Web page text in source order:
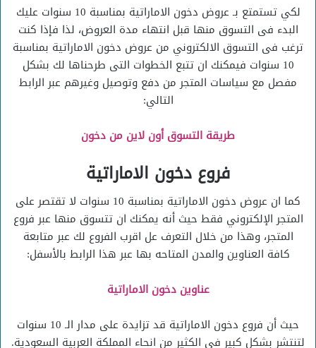
لكي تستمتع بـ عروض دخون الاماراتية بمناسبة 10 سنوات عليك
البدء فى التسوق منها قبل انتهاء مدة العروض، لذا فإذا كنت
ترغب فى التسوق الالكتروني من عروض دخون الاماراتية بمناسبة
10 سنوات فيمكنك ان تتبع الخطوات التى طرحناها لك بشكل
مفصل مع سياسات المتجر من دفع وتوصيل وغيرهم عبر الرابط
التالي:
طريقة التسوق أون لاين من دخون
فروع دخون الاماراتية
كما ان عروض دخون الاماراتية بمناسبة 10 سنوات لا تقتصر على
المتجر الإلكتروني فقط حيث أنه يمكنك ان تتسوق منها عبر فروع
المتجر، وهذا من خلال التعرف عل اقرب الفروع لك عبر متابعة
كافة العناوين والمدن المتاحه بها عبر هذا الرابط بالأسفل:
عناوين دخون الاماراتية
حيث أن فروع دخون الاماراتية قد تزايدة على مدار الـ 10 سنوات
لتنتشر بشكل كبير فى الكثير من انحاء المملكة العربية السعودية.